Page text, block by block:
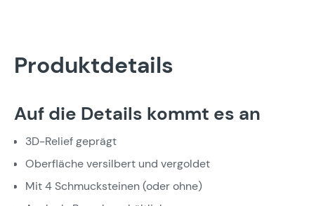
Produktdetails
Auf die Details kommt es an
3D-Relief geprägt
Oberfläche versilbert und vergoldet
Mit 4 Schmucksteinen (oder ohne)